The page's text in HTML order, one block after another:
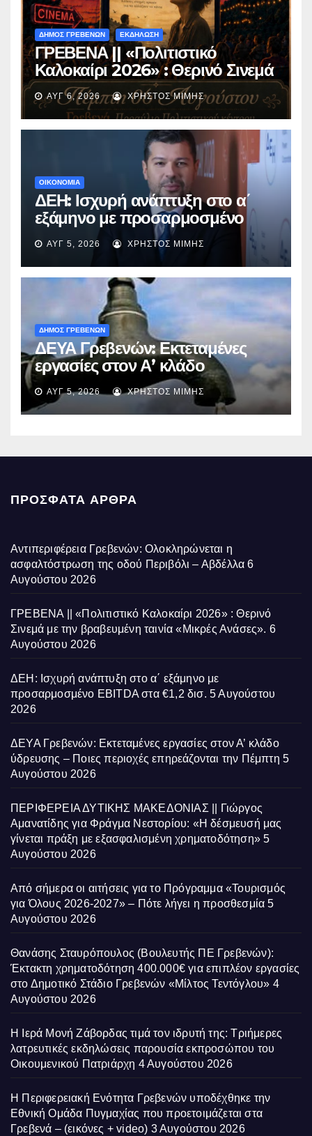
ΔΗΜΟΣ ΓΡΕΒΕΝΩΝ ΕΚΔΗΛΩΣΗ
ΓΡΕΒΕΝΑ || «Πολιτιστικό
Καλοκαίρι 2026» : Θερινό Σινεμά
με την βραβευμένη ταινία
«Μικρές Ανάσες».
ΑΥΓ 6, 2026 ΧΡΉΣΤΟΣ ΜΊΜΗΣ
ΟΙΚΟΝΟΜΙΑ
ΔΕΗ: Ισχυρή ανάπτυξη στο α΄
εξάμηνο με προσαρμοσμένο
EBITDA στα €1,2 δισ.
ΑΥΓ 5, 2026 ΧΡΉΣΤΟΣ ΜΊΜΗΣ
ΔΗΜΟΣ ΓΡΕΒΕΝΩΝ
ΔΕΥΑ Γρεβενών: Εκτεταμένες
εργασίες στον Α’ κλάδο
ύδρευσης – Ποιες περιοχές
επηρεάζονται την Πέμπτη
ΑΥΓ 5, 2026 ΧΡΉΣΤΟΣ ΜΊΜΗΣ
ΠΡΌΣΦΑΤΑ ΆΡΘΡΑ
Αντιπεριφέρεια Γρεβενών: Ολοκληρώνεται η
ασφαλτόστρωση της οδού Περιβόλι – Αβδέλλα 6
Αυγούστου 2026
ΓΡΕΒΕΝΑ || «Πολιτιστικό Καλοκαίρι 2026» : Θερινό
Σινεμά με την βραβευμένη ταινία «Μικρές Ανάσες». 6
Αυγούστου 2026
ΔΕΗ: Ισχυρή ανάπτυξη στο α΄ εξάμηνο με
προσαρμοσμένο EBITDA στα €1,2 δισ. 5 Αυγούστου
2026
ΔΕΥΑ Γρεβενών: Εκτεταμένες εργασίες στον Α’ κλάδο
ύδρευσης – Ποιες περιοχές επηρεάζονται την Πέμπτη 5
Αυγούστου 2026
ΠΕΡΙΦΕΡΕΙΑ ΔΥΤΙΚΗΣ ΜΑΚΕΔΟΝΙΑΣ || Γιώργος
Αμανατίδης για Φράγμα Νεστορίου: «Η δέσμευσή μας
γίνεται πράξη με εξασφαλισμένη χρηματοδότηση» 5
Αυγούστου 2026
Από σήμερα οι αιτήσεις για το Πρόγραμμα «Τουρισμός
για Όλους 2026-2027» – Πότε λήγει η προσθεσμία 5
Αυγούστου 2026
Θανάσης Σταυρόπουλος (Βουλευτής ΠΕ Γρεβενών):
Έκτακτη χρηματοδότηση 400.000€ για επιπλέον εργασίες
στο Δημοτικό Στάδιο Γρεβενών «Μίλτος Τεντόγλου» 4
Αυγούστου 2026
Η Ιερά Μονή Ζάβορδας τιμά τον ιδρυτή της: Τριήμερες
λατρευτικές εκδηλώσεις παρουσία εκπροσώπου του
Οικουμενικού Πατριάρχη 4 Αυγούστου 2026
Η Περιφερειακή Ενότητα Γρεβενών υποδέχθηκε την
Εθνική Ομάδα Πυγμαχίας που προετοιμάζεται στα
Γρεβενά – (εικόνες + video) 3 Αυγούστου 2026